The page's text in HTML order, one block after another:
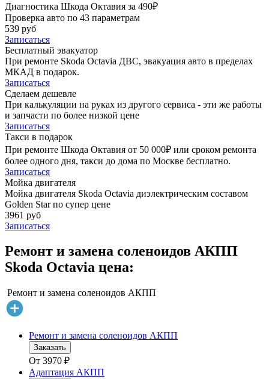
Диагностика Шкода Октавия за 490₽
Проверка авто по 43 параметрам
539 руб
Записаться
Бесплатный эвакуатор
При ремонте Skoda Octavia ДВС, эвакуация авто в пределах
МКАД в подарок.
Записаться
Сделаем дешевле
При калькуляции на руках из другого сервиса - эти же работы
и запчасти по более низкой цене
Записаться
Такси в подарок
При ремонте Шкода Октавия от 50 000₽ или сроком ремонта
более одного дня, такси до дома по Москве бесплатно.
Записаться
Мойка двигателя
Мойка двигателя Skoda Octavia диэлектрическим составом
Golden Star по супер цене
3961 руб
Записаться
Ремонт и замена соленоидов АКПП
Skoda Octavia цена:
Ремонт и замена соленоидов АКПП
Ремонт и замена соленоидов АКПП
Заказать
От 3970 ₽
Адаптация АКПП